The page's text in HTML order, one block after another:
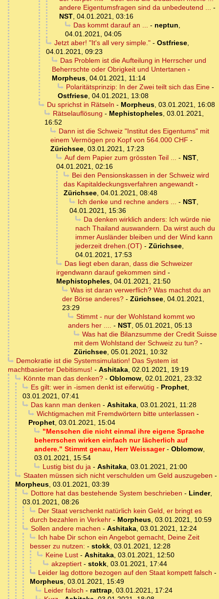
andere Eigentumsfragen sind da unbedeutend ... -
NST, 04.01.2021, 03:16
Das kommt darauf an ... - neptun,
04.01.2021, 04:05
Jetzt aber! "It's all very simple."- Ostfriese,
04.01.2021, 09:23
Das Problem ist die Aufteilung in Herrscher und
Beherrschte oder Obrigkeit und Untertanen -
Morpheus, 04.01.2021, 11:14
Polaritätsprinzip: In der Zwei teilt sich das Eine-
Ostfriese, 04.01.2021, 13:08
Du sprichst in Rätseln - Morpheus, 03.01.2021, 16:08
Rätselauflösung - Mephistopheles, 03.01.2021,
16:52
Dann ist die Schweiz "Institut des Eigentums" mit
einem Vermögen pro Kopf von 564.000 CHF -
Zürichsee, 03.01.2021, 17:23
Auf dem Papier zum grössten Teil ... - NST,
04.01.2021, 02:16
Bei den Pensionskassen in der Schweiz wird
das Kapitaldeckungsverfahren angewandt -
Zürichsee, 04.01.2021, 08:48
Ich denke und rechne anders ... - NST,
04.01.2021, 15:36
Da denken wirklich anders: Ich würde nie
nach Thailand auswandern. Da wirst auch du
immer Ausländer bleiben und der Wind kann
jederzeit drehen.(OT) - Zürichsee,
04.01.2021, 17:53
Das liegt eben daran, dass die Schweizer
irgendwann darauf gekommen sind -
Mephistopheles, 04.01.2021, 21:50
Was ist daran verwerflich? Was machst du an
der Börse anderes? - Zürichsee, 04.01.2021,
23:29
Stimmt - nur der Wohlstand kommt wo
anders her .... - NST, 05.01.2021, 05:13
Was hat die Bilanzsumme der Credit Suisse
mit dem Wohlstand der Schweiz zu tun? -
Zürichsee, 05.01.2021, 10:32
Demokratie ist die Systemsimulation! Das System ist
machtbasierter Debitismus! - Ashitaka, 02.01.2021, 19:19
Könnte man das denken?- Oblomow, 02.01.2021, 23:32
Es gilt: wer in -ismen denkt ist eiferwütig - Prophet,
03.01.2021, 07:41
Das kann man denken - Ashitaka, 03.01.2021, 11:28
Wichtigmachen mit Fremdwörtern bitte unterlassen -
Prophet, 03.01.2021, 15:04
"Menschen die nicht einmal ihre eigene Sprache
beherrschen wirken einfach nur lächerlich auf
andere." Stimmt genau, Herr Weissager- Oblomow,
03.01.2021, 15:54
Lustig bist du ja- Ashitaka, 03.01.2021, 21:00
Staaten müssen sich nicht verschulden um Geld auszugeben -
Morpheus, 03.01.2021, 03:39
Dottore hat das bestehende System beschrieben - Linder,
03.01.2021, 08:26
Der Staat verschenkt natürlich kein Geld, er bringt es
durch bezahlen in Verkehr - Morpheus, 03.01.2021, 10:59
Sollen andere machen - Ashitaka, 03.01.2021, 12:24
Ich habe Dir schon ein Angebot gemacht, Deine Zeit
besser zu nutzen: - stokk, 03.01.2021, 12:28
Keine Lust- Ashitaka, 03.01.2021, 12:50
akzeptiert- stokk, 03.01.2021, 17:44
Leider lag dottore bezogen auf den Staat kompett falsch -
Morpheus, 03.01.2021, 15:49
Leider falsch - rattrap, 03.01.2021, 17:24